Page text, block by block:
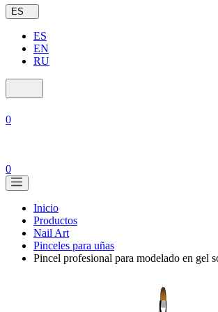
ES
ES
EN
RU
0
0
Inicio
Productos
Nail Art
Pinceles para uñas
Pincel profesional para modelado en gel